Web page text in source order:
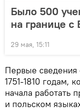
Было 500
на границе с
29 мая, 15:11
Первые
1751-1810 годам,
начала работать
и польском